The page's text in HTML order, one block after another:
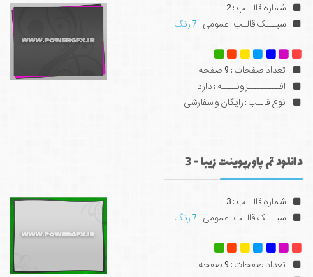
شماره قالــب : 2
سبـــک قالـب : عمومی-7 رنگ
تعداد صفحات : 9 صفحه
افـــــــــزونــــه : دارد
نوع قالـب : رایگان و سفارشی
دانلود تم پاورپوینت زیبا - 3
شماره قالــب : 3
سبـــک قالـب : عمومی-7 رنگ
تعداد صفحات : 9 صفحه